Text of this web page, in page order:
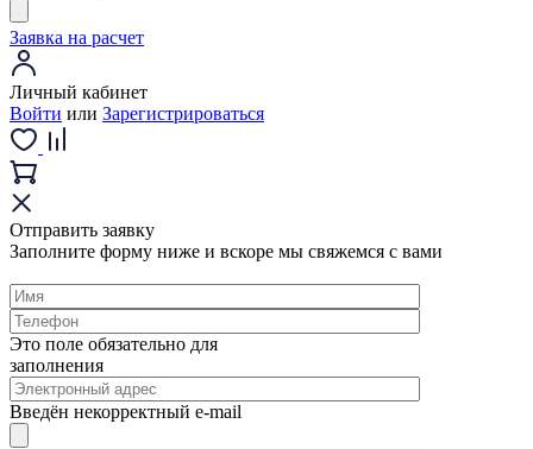
Заявка на расчет
Личный кабинет
Войти или Зарегистрироваться
Отправить заявку
Заполните форму ниже и вскоре мы свяжемся с вами
Это поле обязательно для
заполнения
Введён некорректный e-mail